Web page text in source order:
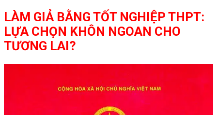
LÀM GIẢ BẰNG TỐT NGHIỆP THPT:
LỰA CHỌN KHÔN NGOAN CHO
TƯƠNG LAI?